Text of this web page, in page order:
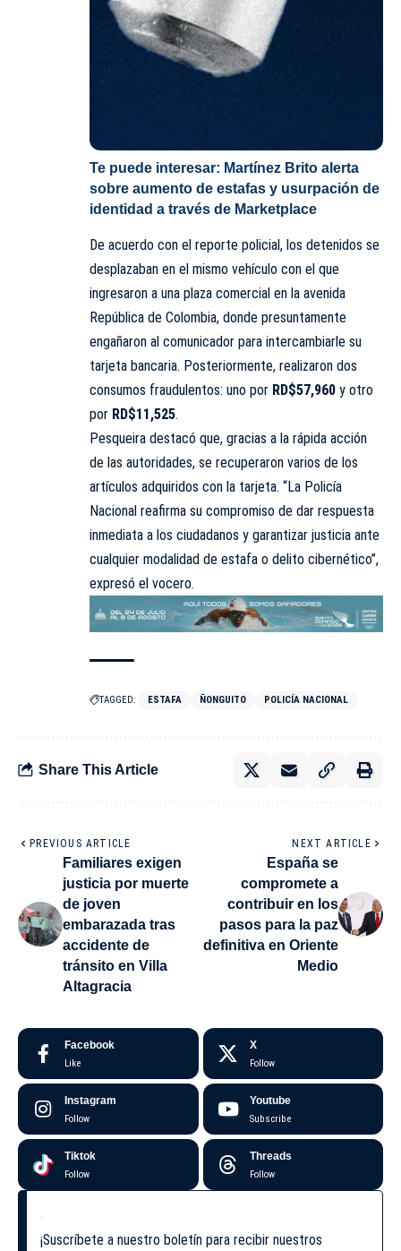
Te puede interesar: Martínez Brito alerta
sobre aumento de estafas y usurpación de
identidad a través de Marketplace
De acuerdo con el reporte policial, los detenidos se
desplazaban en el mismo vehículo con el que
ingresaron a una plaza comercial en la avenida
República de Colombia, donde presuntamente
engañaron al comunicador para intercambiarle su
tarjeta bancaria. Posteriormente, realizaron dos
consumos fraudulentos: uno por RD$57,960 y otro
por RD$11,525.
Pesqueira destacó que, gracias a la rápida acción
de las autoridades, se recuperaron varios de los
artículos adquiridos con la tarjeta. “La Policía
Nacional reafirma su compromiso de dar respuesta
inmediata a los ciudadanos y garantizar justicia ante
cualquier modalidad de estafa o delito cibernético”,
expresó el vocero.
TAGGED: ESTAFA ÑONGUITO POLICÍA NACIONAL
Share This Article
PREVIOUS ARTICLE
Familiares exigen
justicia por muerte
de joven
embarazada tras
accidente de
tránsito en Villa
Altagracia
NEXT ARTICLE
España se
compromete a
contribuir en los
pasos para la paz
definitiva en Oriente
Medio
Facebook
Like
X
Follow
Instagram
Follow
Youtube
Subscribe
Tiktok
Follow
Threads
Follow
¡Suscríbete a nuestro boletín para recibir nuestros